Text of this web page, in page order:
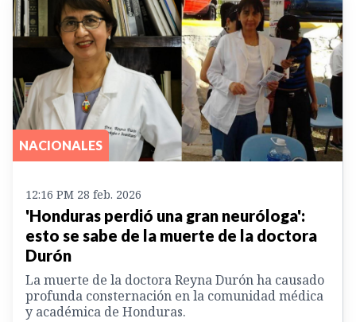
NACIONALES
12:16 PM 28 feb. 2026
'Honduras perdió una gran neuróloga':
esto se sabe de la muerte de la doctora
Durón
La muerte de la doctora Reyna Durón ha causado
profunda consternación en la comunidad médica
y académica de Honduras.